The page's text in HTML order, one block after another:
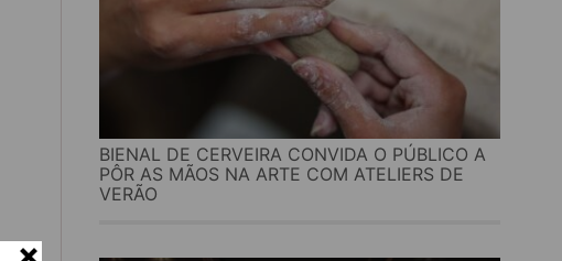
BIENAL DE CERVEIRA CONVIDA O PÚBLICO A
PÔR AS MÃOS NA ARTE COM ATELIERS DE
VERÃO